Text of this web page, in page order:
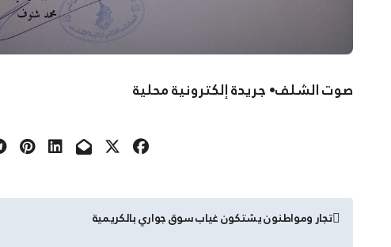
صوت الشلف• جريدة إلكترونية محلية
تصفّح
تجار ومواطنون يشتكون غياب سوق جواري بالكريمية